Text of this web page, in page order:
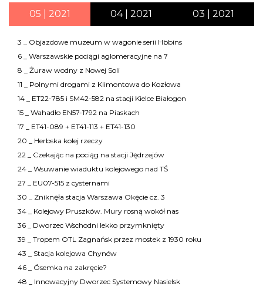
05 | 2021 04 | 2021 03 | 2021
3 _ Objazdowe muzeum w wagonie serii Hbbins
6 _ Warszawskie pociągi aglomeracyjne na 7
8 _ Żuraw wodny z Nowej Soli
11 _ Polnymi drogami z Klimontowa do Kozłowa
14 _ ET22-785 i SM42-582 na stacji Kielce Białogon
15 _ Wahadło EN57-1792 na Piaskach
17 _ ET41-089 + ET41-113 + ET41-130
20 _ Herbska kolej rzeczy
22 _ Czekając na pociąg na stacji Jędrzejów
24 _ Wsuwanie wiaduktu kolejowego nad TŚ
27 _ EU07-515 z cysternami
30 _ Zniknęła stacja Warszawa Okęcie cz. 3
34 _ Kolejowy Pruszków. Mury rosną wokół nas
36 _ Dworzec Wschodni lekko przymknięty
39 _ Tropem OTL Zagnańsk przez mostek z 1930 roku
43 _ Stacja kolejowa Chynów
46 _ Ósemka na zakręcie?
48 _ Innowacyjny Dworzec Systemowy Nasielsk